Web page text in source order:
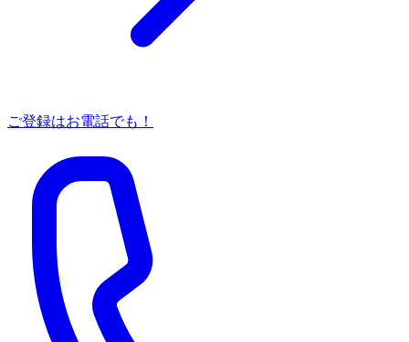
ご登録はお電話でも！